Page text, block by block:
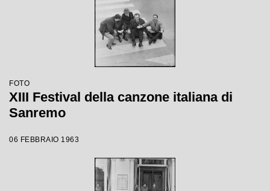
FOTO
XIII Festival della canzone italiana di
Sanremo
06 FEBBRAIO 1963